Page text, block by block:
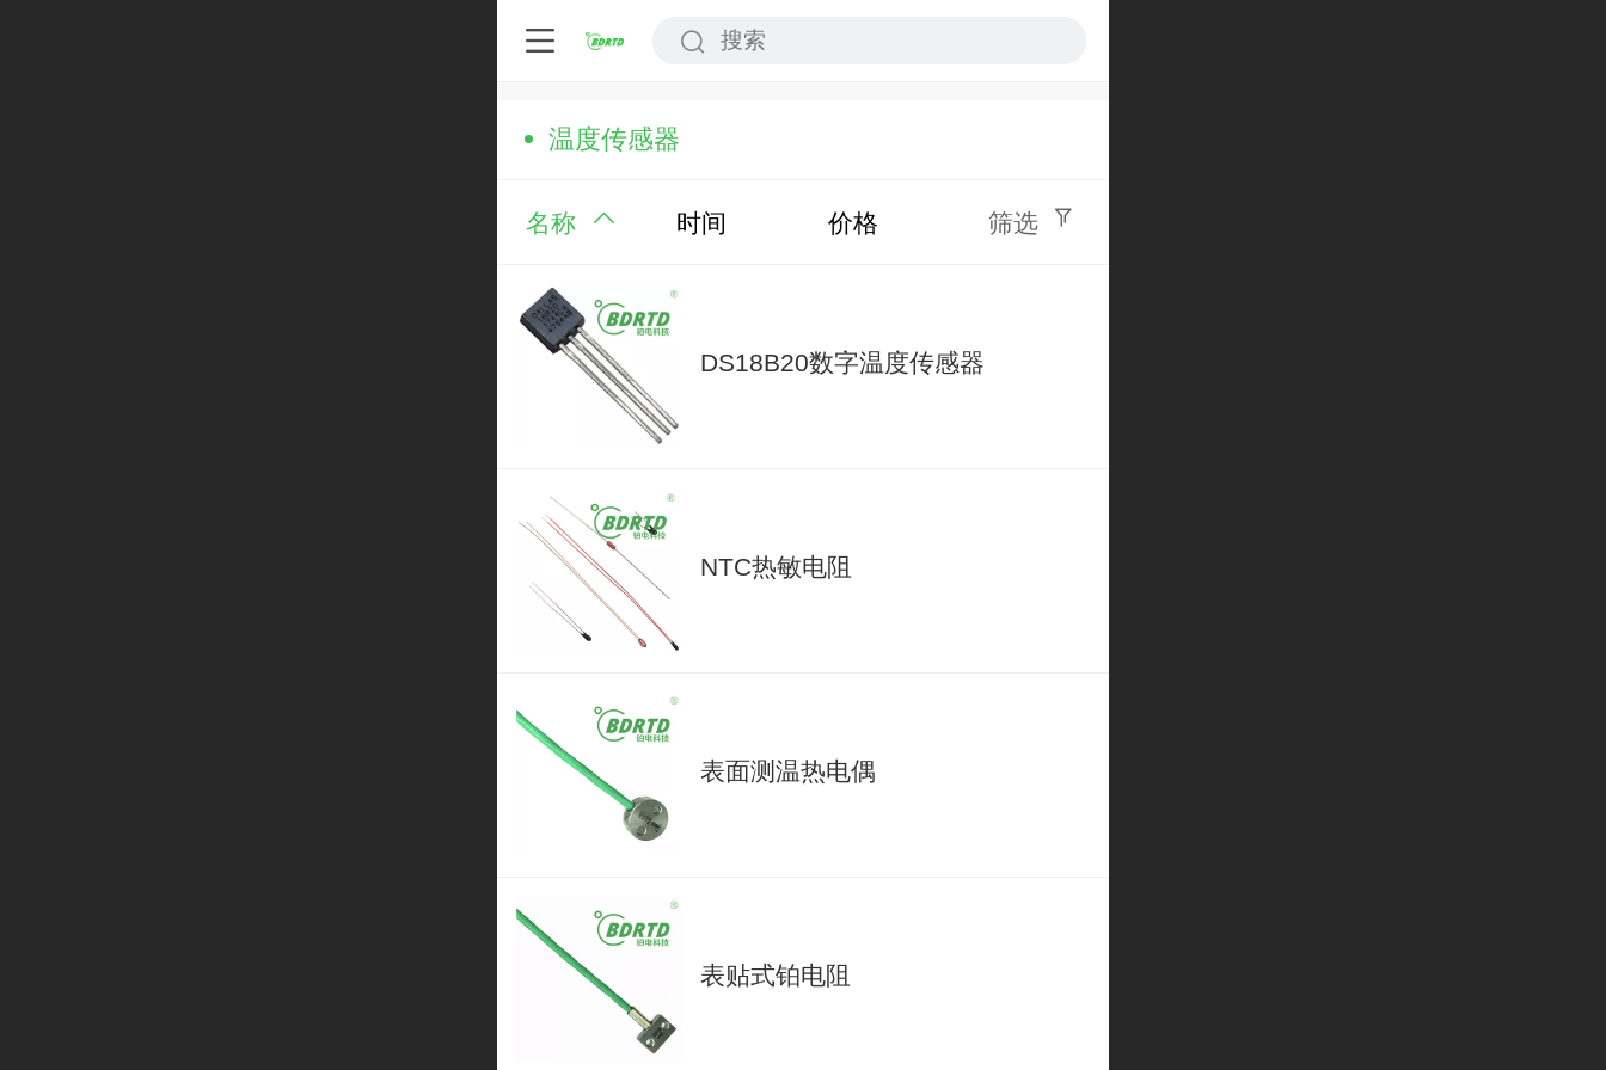
温度传感器
名称 时间 价格 筛选
DS18B20数字温度传感器
NTC热敏电阻
表面测温热电偶
表贴式铂电阻